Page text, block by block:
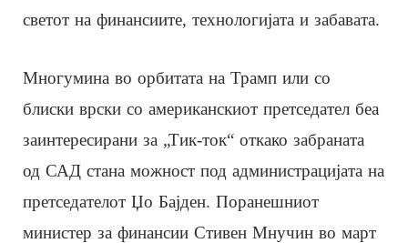
светот на финансиите, технологијата и забавата.
Многумина во орбитата на Трамп или со
блиски врски со американскиот претседател беа
заинтересирани за „Тик-ток“ откако забраната
од САД стана можност под администрацијата на
претседателот Џо Бајден. Поранешниот
министер за финансии Стивен Мнучин во март